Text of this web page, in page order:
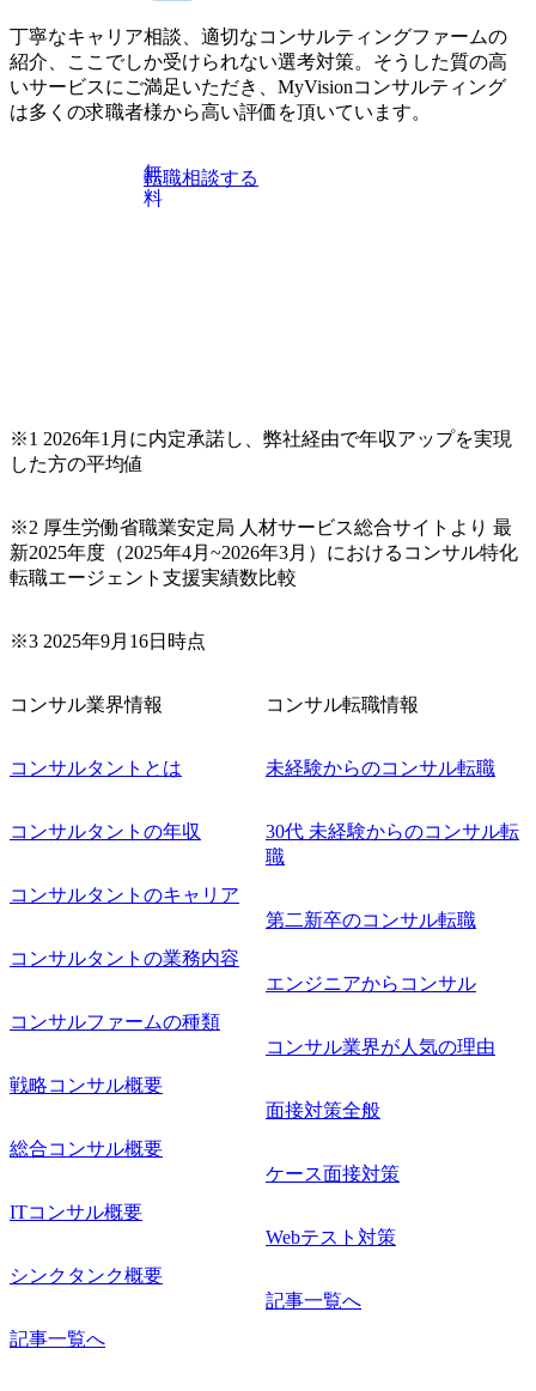
ン 書類選考通過者
ポジションに応募意思がある方 ● 英語・日本語ともにビジ
ネスレベルの方 ※日本語が母国語でない方は日本語能力
試験N1またはそれ相当の上級レベルの日本語力(会話・読解
力)
丁寧なキャリア相談、適切なコンサルティングファームの
紹介、ここでしか受けられない選考対策。そうした質の高
いサービスにご満足いただき、MyVisionコンサルティング
は多くの求職者様から高い評価を頂いています。
無
料
転職相談する
※1 2026年1月に内定承諾し、弊社経由で年収アップを実現
した方の平均値
※2 厚生労働省職業安定局 人材サービス総合サイトより 最
新2025年度（2025年4月~2026年3月）におけるコンサル特化
転職エージェント支援実績数比較
※3 2025年9月16日時点
コンサル業界情報
コンサルタントとは
コンサルタントの年収
コンサルタントのキャリア
コンサルタントの業務内容
コンサルファームの種類
戦略コンサル概要
総合コンサル概要
ITコンサル概要
シンクタンク概要
記事一覧へ
コンサル転職情報
未経験からのコンサル転職
30代 未経験からのコンサル転
職
第二新卒のコンサル転職
エンジニアからコンサル
コンサル業界が人気の理由
面接対策全般
ケース面接対策
Webテスト対策
記事一覧へ